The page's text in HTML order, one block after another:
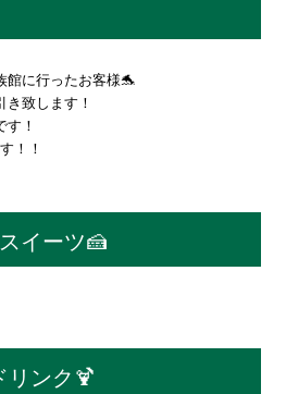
館に行ったお客様🐬
致します！
！
！！
イーツ🍰
リンク🍹